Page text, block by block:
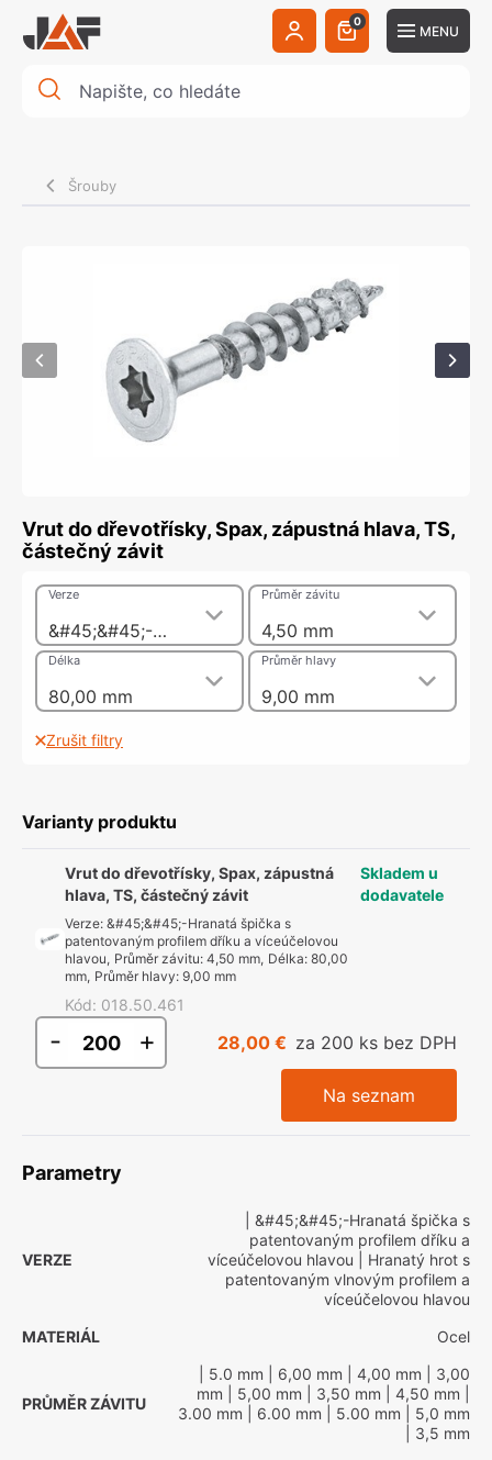
0
MENU
Šrouby
Vrut do dřevotřísky, Spax, zápustná hlava, TS,
částečný závit
&#45;&#45;-Hranatá špička s patentovaným profilem dříku a víceúčelovou hlavou
Verze
4,50 mm
Průměr závitu
80,00 mm
Délka
9,00 mm
Průměr hlavy
Zrušit filtry
Varianty produktu
Vrut do dřevotřísky, Spax, zápustná
hlava, TS, částečný závit
Verze: &#45;&#45;-Hranatá špička s
patentovaným profilem dříku a víceúčelovou
hlavou, Průměr závitu: 4,50 mm, Délka: 80,00
mm, Průměr hlavy: 9,00 mm
Kód: 018.50.461
Skladem u
dodavatele
- + 28,00 € za 200 ks bez DPH
Na seznam
Parametry
VERZE
| &#45;&#45;-Hranatá špička s
patentovaným profilem dříku a
víceúčelovou hlavou | Hranatý hrot s
patentovaným vlnovým profilem a
víceúčelovou hlavou
MATERIÁL
Ocel
PRŮMĚR ZÁVITU
| 5.0 mm | 6,00 mm | 4,00 mm | 3,00
mm | 5,00 mm | 3,50 mm | 4,50 mm
3.00 mm | 6.00 mm | 5.00 mm | 5,0 mm
| 3,5 mm